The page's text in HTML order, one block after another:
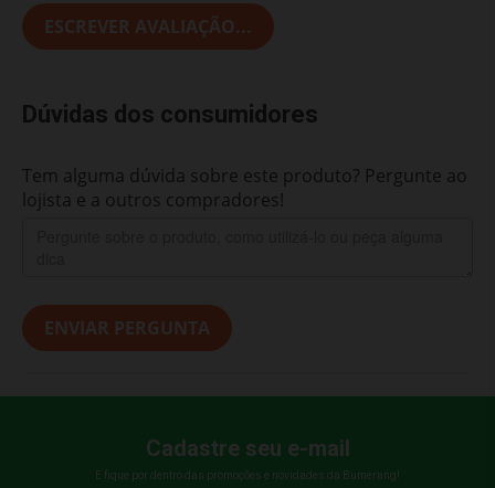
ESCREVER AVALIAÇÃO...
Dúvidas dos consumidores
Tem alguma dúvida sobre este produto? Pergunte ao
lojista e a outros compradores!
ENVIAR PERGUNTA
Cadastre seu e-mail
E fique por dentro das promoções e novidades da Bumerang!